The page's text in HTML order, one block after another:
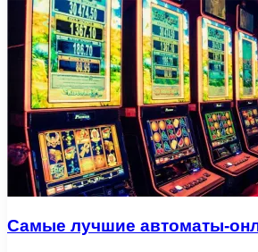
Самые лучшие автоматы-